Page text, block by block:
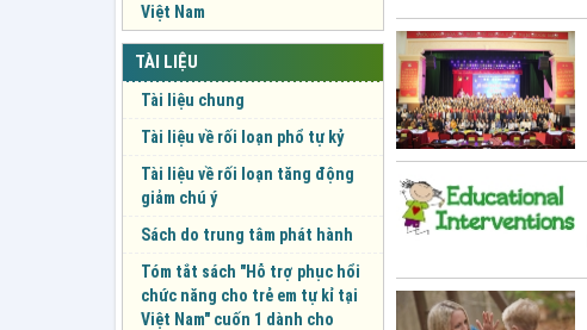
Việt Nam
TÀI LIỆU
Tài liệu chung
Tài liệu về rối loạn phổ tự kỷ
Tài liệu về rối loạn tăng động
giảm chú ý
Sách do trung tâm phát hành
Tóm tắt sách "Hỗ trợ phục hổi
chức năng cho trẻ em tự kỉ tại
Việt Nam" cuốn 1 dành cho